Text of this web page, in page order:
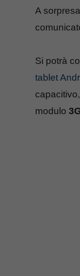
A
Si potrà
tablet
modulo